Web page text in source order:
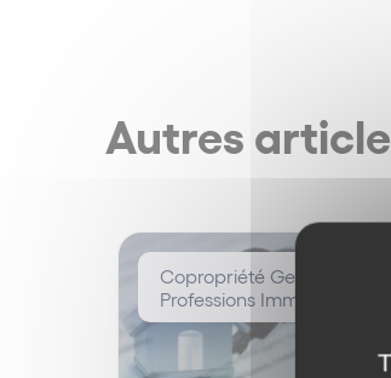
Autres
Copropriété Gestion
Professions Immobilières